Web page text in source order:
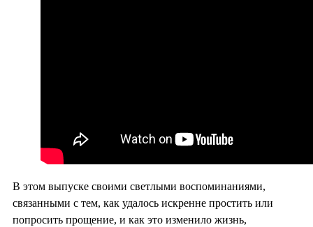
В этом выпуске своими светлыми воспоминаниями,
связанными с тем, как удалось искренне простить или
попросить прощение, и как это изменило жизнь,